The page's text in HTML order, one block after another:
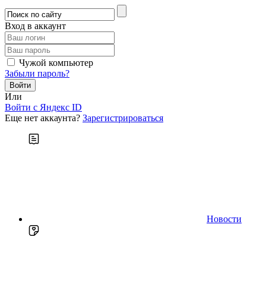
Вход в аккаунт
Чужой компьютер
Забыли пароль?
Или
Войти c Яндекс ID
Еще нет аккаунта? Зарегистрироваться
Новости